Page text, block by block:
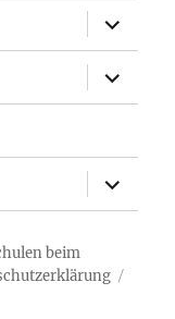
öffnen
öffnen
öffnen
beim